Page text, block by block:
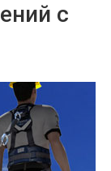
с